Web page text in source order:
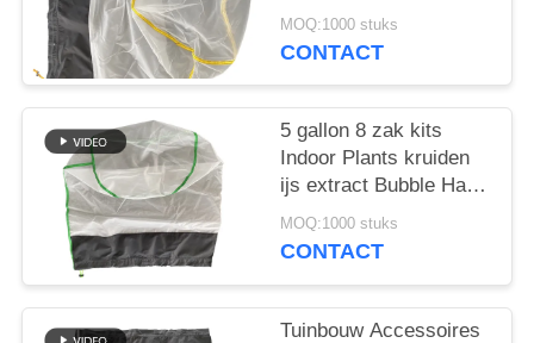
Extractie Alle nylon
Bubble Hash Bag
MOQ:1000 stuks
CONTACT
5 gallon 8 zak kits
Indoor Plants kruiden
ijs extract Bubble Hash
Bag
MOQ:1000 stuks
CONTACT
Tuinbouw Accessoires